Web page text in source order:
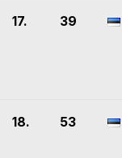
17. 39
18. 53